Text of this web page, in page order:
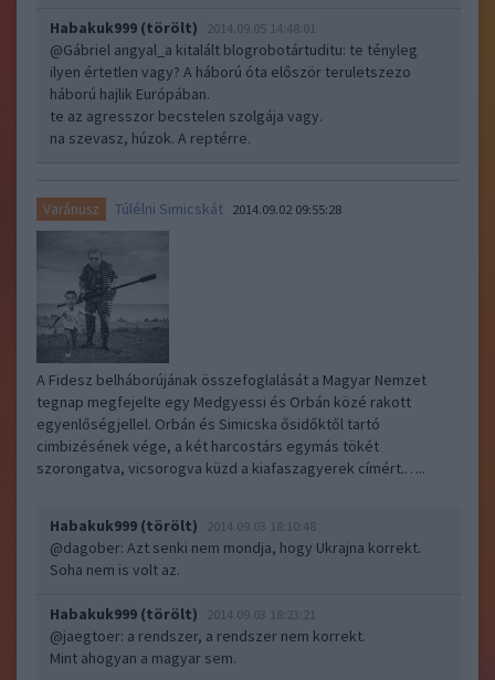
Habakuk999 (törölt) 2014.09.05 14:48:01
@Gábriel angyal_a kitalált blogrobotártuditu: te tényleg
ilyen értetlen vagy? A háború óta először teruletszezo
háború hajlik Európában.
te az agresszor becstelen szolgája vagy.
na szevasz, húzok. A reptérre.
Varánusz Túlélni Simicskát 2014.09.02 09:55:28
A Fidesz belháborújának összefoglalását a Magyar Nemzet
tegnap megfejelte egy Medgyessi és Orbán közé rakott
egyenlőségjellel. Orbán és Simicska ősidőktől tartó
cimbizésének vége, a két harcostárs egymás tökét
szorongatva, vicsorogva küzd a kiafaszagyerek címért.…..
Habakuk999 (törölt) 2014.09.03 18:10:48
@dagober: Azt senki nem mondja, hogy Ukrajna korrekt.
Soha nem is volt az.
Habakuk999 (törölt) 2014.09.03 18:23:21
@jaegtoer: a rendszer, a rendszer nem korrekt.
Mint ahogyan a magyar sem.